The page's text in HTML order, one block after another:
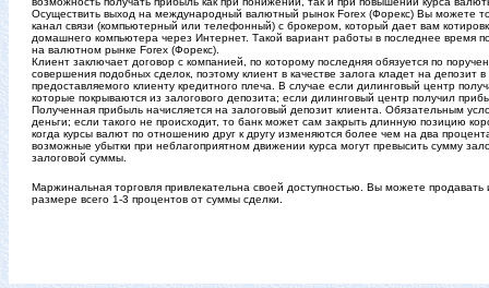
Осуществить выход на международный валютный рынок Forex (Форекс) Вы можете
канал связи (компьютерный или телефонный) с брокером, который дает вам
домашнего компьютера через Интернет. Такой вариант работы в последнее время
на валютном рынке Forex (Форекс).
Клиент заключает договор с компанией, по которому последняя обязуется по
совершения подобных сделок, поэтому клиент в качестве залога кладет на
предоставляемого клиенту кредитного плеча. В случае если дилинговый центр
которые покрываются из залогового депозита; если дилинговый центр получил
Полученная прибыль начисляется на залоговый депозит клиента. Обязательным
деньги; если такого не происходит, то банк может сам закрыть длинную позицию
когда курсы валют по отношению друг к другу изменяются более чем на два
возможные убытки при неблагоприятном движении курса могут превысить сумму
залоговой суммы.
Маржинальная торговля привлекательна своей доступностью. Вы можете
размере всего 1-3 процентов от суммы сделки.